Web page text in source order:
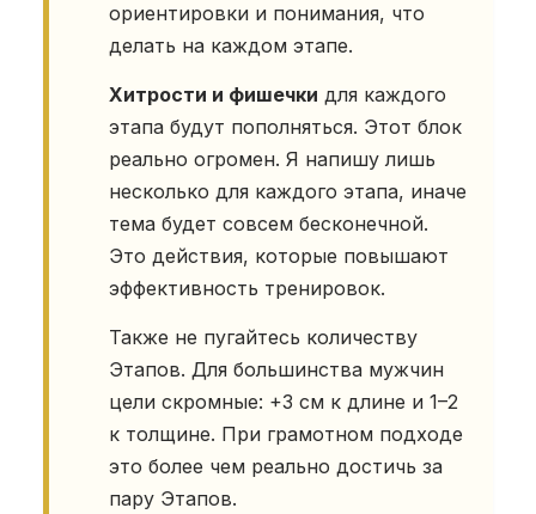
ориентировки и понимания, что
делать на каждом этапе.
Хитрости и фишечки для каждого
этапа будут пополняться. Этот блок
реально огромен. Я напишу лишь
несколько для каждого этапа, иначе
тема будет совсем бесконечной.
Это действия, которые повышают
эффективность тренировок.
Также не пугайтесь количеству
Этапов. Для большинства мужчин
цели скромные: +3 см к длине и 1–2
к толщине. При грамотном подходе
это более чем реально достичь за
пару Этапов.